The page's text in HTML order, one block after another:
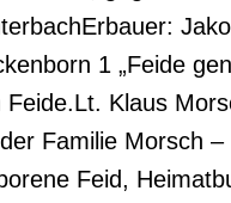
1 „Feide
Feide.Lt. Klaus
Familie Morsch
Feid,